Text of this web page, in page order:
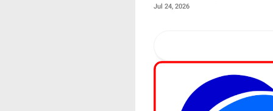
4 Cijeruk Blokir Nomor
Jul 24, 2026